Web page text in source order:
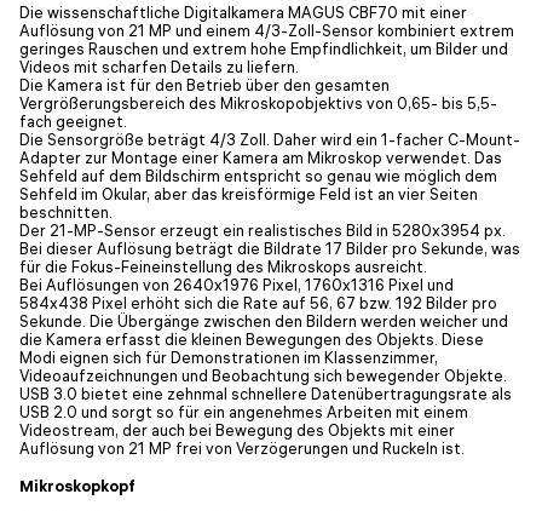
Die wissenschaftliche Digitalkamera MAGUS CBF70 mit einer
Auflösung von 21 MP und einem 4/3-Zoll-Sensor kombiniert extrem
geringes Rauschen und extrem hohe Empfindlichkeit, um Bilder und
Videos mit scharfen Details zu liefern.
Die Kamera ist für den Betrieb über den gesamten
Vergrößerungsbereich des Mikroskopobjektivs von 0,65- bis 5,5-
fach geeignet.
Die Sensorgröße beträgt 4/3 Zoll. Daher wird ein 1-facher C-Mount-
Adapter zur Montage einer Kamera am Mikroskop verwendet. Das
Sehfeld auf dem Bildschirm entspricht so genau wie möglich dem
Sehfeld im Okular, aber das kreisförmige Feld ist an vier Seiten
beschnitten.
Der 21-MP-Sensor erzeugt ein realistisches Bild in 5280x3954 px.
Bei dieser Auflösung beträgt die Bildrate 17 Bilder pro Sekunde, was
für die Fokus-Feineinstellung des Mikroskops ausreicht.
Bei Auflösungen von 2640x1976 Pixel, 1760x1316 Pixel und
584x438 Pixel erhöht sich die Rate auf 56, 67 bzw. 192 Bilder pro
Sekunde. Die Übergänge zwischen den Bildern werden weicher und
die Kamera erfasst die kleinen Bewegungen des Objekts. Diese
Modi eignen sich für Demonstrationen im Klassenzimmer,
Videoaufzeichnungen und Beobachtung sich bewegender Objekte.
USB 3.0 bietet eine zehnmal schnellere Datenübertragungsrate als
USB 2.0 und sorgt so für ein angenehmes Arbeiten mit einem
Videostream, der auch bei Bewegung des Objekts mit einer
Auflösung von 21 MP frei von Verzögerungen und Ruckeln ist.
Mikroskopkopf